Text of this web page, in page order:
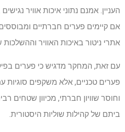
העניין. אמנם נתוני איכות אוויר
אם קיימים פערים חברתיים
אתרי ניטור באיכות האוויר
עם זאת, המחקר מדגיש כי פערים
פערים טכניים, אלא משקפים סוגיות
וחוסר שוויון חברתי, מכיוון שטחים
ביתם של קהילות שוליות היסטורית.